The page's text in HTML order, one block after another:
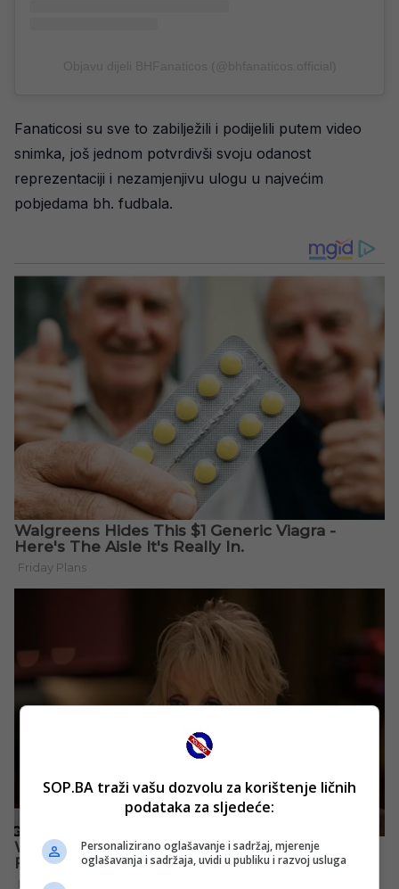
Fanaticosi su sve to zabilježili i podijelili putem video
snimka, još jednom potvrdivši svoju odanost
reprezentaciji i nezamjenjivu ulogu u najvećim
pobjedama bh. fudbala.
SOP.BA traži vašu dozvolu za korištenje ličnih
podataka za sljedeće:
Personalizirano oglašavanje i sadržaj, mjerenje
oglašavanja i sadržaja, uvidi u publiku i razvoj usluga